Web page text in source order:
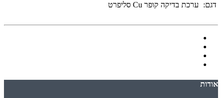
דגם:
ערכת בדיקה קופר Cu סליפרט
אודות